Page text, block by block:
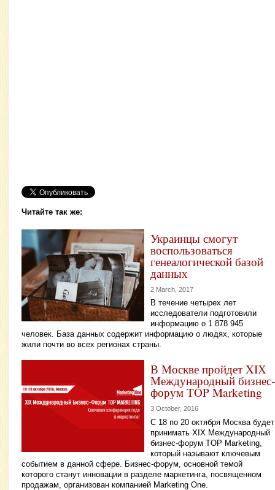
Читайте так же:
Украинцы смогут
воспользоваться
генеалогической базой
данных
2 March, 2017
В течение четырех лет
исследователи подготовили
информацию о 1 878 945
человек. База данных содержит информацию о людях, которые
жили почти во всех регионах страны.
В Москве пройдет XIХ
Международный бизнес-
форум TOP Marketing
3 October, 2016
С 18 по 20 октября Москва будет
принимать XIХ Международный
бизнес-форум TOP Marketing,
который называют ключевым
событием в данной сфере. Бизнес-форум, основной темой
которого станут инновации в разделе маркетинга, посвященном
продажам, организован компанией Marketing One.